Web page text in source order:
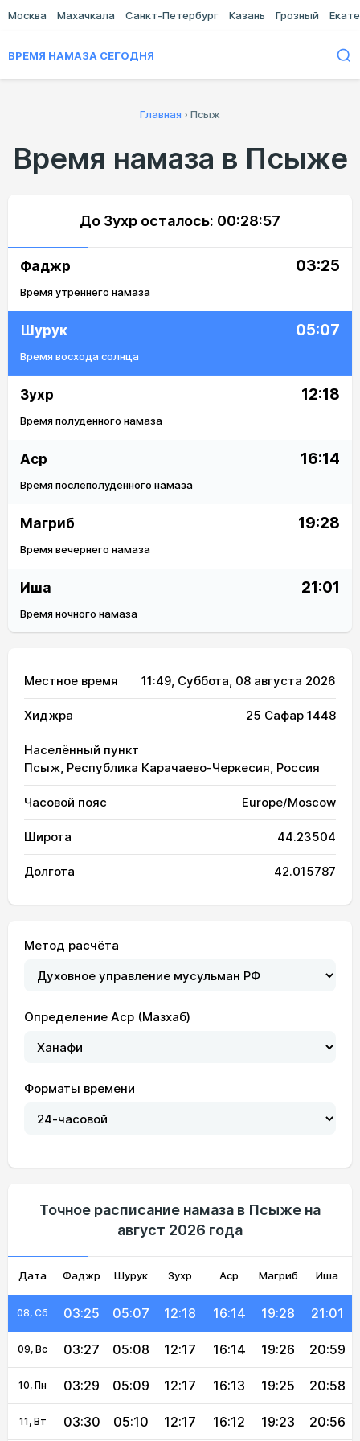
Москва Махачкала Санкт-Петербург Казань Грозный
ВРЕМЯ НАМАЗА СЕГОДНЯ
Главная › Псыж
Время намаза в Псыже
До Зухр осталось: 00:28:57
Фаджр 03:25
Время утреннего намаза
Шурук 05:07
Время восхода солнца
Зухр 12:18
Время полуденного намаза
Аср 16:14
Время послеполуденного намаза
Магриб 19:28
Время вечернего намаза
Иша 21:01
Время ночного намаза
Местное время 11:49, Суббота, 08 августа 2026
Хиджра 25 Сафар 1448
Населённый пункт
Псыж, Республика Карачаево-Черкесия, Россия
Часовой пояс Europe/Moscow
Широта 44.23504
Долгота 42.015787
Метод расчёта
Определение Аср (Мазхаб)
Форматы времени
Точное расписание намаза в Псыже на
август 2026 года
Дата Фаджр Шурук Зухр Аср Магриб Иша
02, Вс 03:15 05:00
04, Вт 03:19 05:03 12:18 16:17 19:33 21:09
05, Ср 03:20 05:04 12:18 16:16 19:32 21:07
05:05 16:16
07, Пт 03:24 05:06 12:18 16:15 19:29 21:03
08, Сб 03:25 05:07 12:18 16:14 19:28 21:01
09, Вс 03:27 05:08 12:17 16:14 19:26 20:59
10, Пн 03:29 05:09 12:17 16:13 19:25 20:58
11, Вт 03:30 05:10 12:17 16:12 19:23 20:56